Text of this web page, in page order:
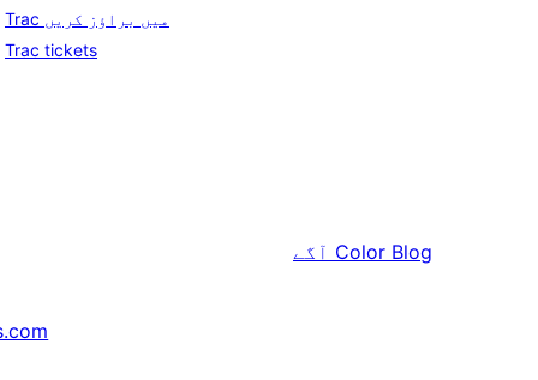
Trac میں براؤز کریں
Trac tickets
آگے Color Blog